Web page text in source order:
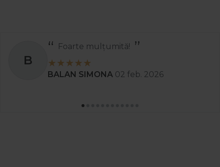
B
Foarte mulțumită!
BALAN SIMONA 02 feb. 2026